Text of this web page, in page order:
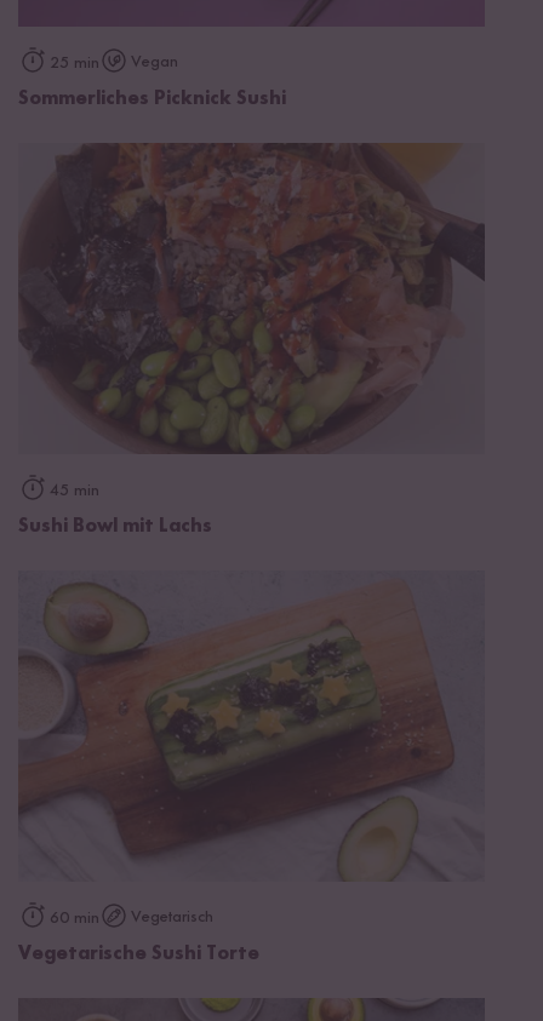
25 min Vegan
Sommerliches Picknick Sushi
45 min
Sushi Bowl mit Lachs
60 min Vegetarisch
Vegetarische Sushi Torte